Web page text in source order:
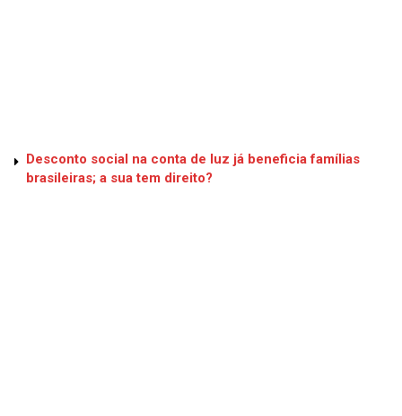
Desconto social na conta de luz já beneficia famílias
brasileiras; a sua tem direito?